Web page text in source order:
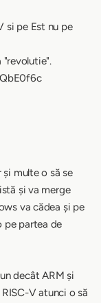
si pe Est nu pe
"revolutie".
multe o să se
și va merge
va cădea și pe
pe partea de
decât ARM și
V atunci o să